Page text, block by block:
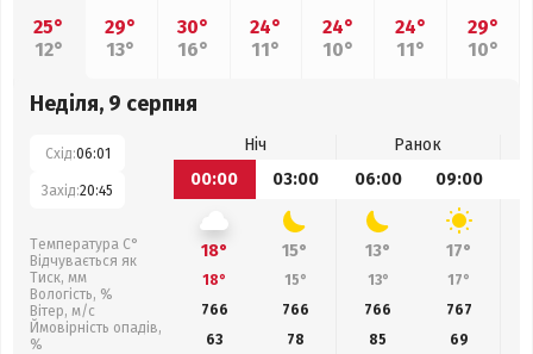
25°
12°
29°
13°
30°
16°
24°
11°
24°
10°
24°
11°
29°
10°
Неділя, 9 серпня
Схід:06:01
Захід:20:45
Температура С°
Відчувається як
Тиск, мм
Вологість, %
Вітер, м/с
Ймовірність опадів,
%
Ніч
Ранок
00:00
03:00 06:00 09:00
18° 15° 13° 17°
18° 15° 13° 17°
766
766 766 767
63
78 85 69